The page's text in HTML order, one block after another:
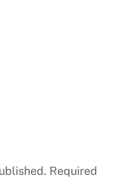
Required